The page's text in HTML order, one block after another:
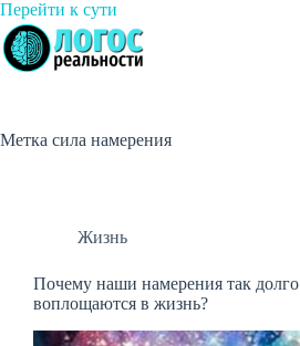
Перейти к сути
к
сути
Метка сила намерения
Жизнь
Почему наши намерения так долго
воплощаются в жизнь?